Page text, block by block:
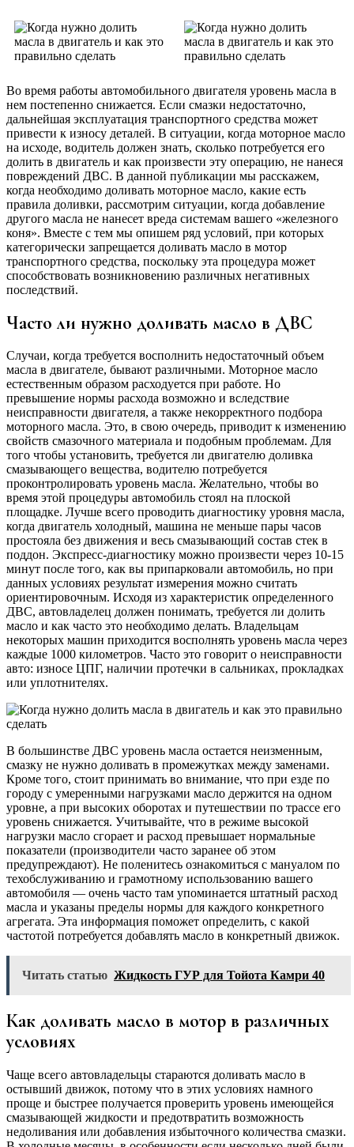
Во время работы автомобильного двигателя уровень масла в
нем постепенно снижается. Если смазки недостаточно,
дальнейшая эксплуатация транспортного средства может
привести к износу деталей. В ситуации, когда моторное масло
на исходе, водитель должен знать, сколько потребуется его
долить в двигатель и как произвести эту операцию, не нанеся
повреждений ДВС. В данной публикации мы расскажем,
когда необходимо доливать моторное масло, какие есть
правила доливки, рассмотрим ситуации, когда добавление
другого масла не нанесет вреда системам вашего «железного
коня». Вместе с тем мы опишем ряд условий, при которых
категорически запрещается доливать масло в мотор
транспортного средства, поскольку эта процедура может
способствовать возникновению различных негативных
последствий.
Часто ли нужно доливать масло в ДВС
Случаи, когда требуется восполнить недостаточный объем
масла в двигателе, бывают различными. Моторное масло
естественным образом расходуется при работе. Но
превышение нормы расхода возможно и вследствие
неисправности двигателя, а также некорректного подбора
моторного масла. Это, в свою очередь, приводит к изменению
свойств смазочного материала и подобным проблемам. Для
того чтобы установить, требуется ли двигателю доливка
смазывающего вещества, водителю потребуется
проконтролировать уровень масла. Желательно, чтобы во
время этой процедуры автомобиль стоял на плоской
площадке. Лучше всего проводить диагностику уровня масла,
когда двигатель холодный, машина не меньше пары часов
простояла без движения и весь смазывающий состав стек в
поддон. Экспресс-диагностику можно произвести через 10-15
минут после того, как вы припарковали автомобиль, но при
данных условиях результат измерения можно считать
ориентировочным. Исходя из характеристик определенного
ДВС, автовладелец должен понимать, требуется ли долить
масло и как часто это необходимо делать. Владельцам
некоторых машин приходится восполнять уровень масла через
каждые 1000 километров. Часто это говорит о неисправности
авто: износе ЦПГ, наличии протечки в сальниках, прокладках
или уплотнителях.
В большинстве ДВС уровень масла остается неизменным,
смазку не нужно доливать в промежутках между заменами.
Кроме того, стоит принимать во внимание, что при езде по
городу с умеренными нагрузками масло держится на одном
уровне, а при высоких оборотах и путешествии по трассе его
уровень снижается. Учитывайте, что в режиме высокой
нагрузки масло сгорает и расход превышает нормальные
показатели (производители часто заранее об этом
предупреждают). Не поленитесь ознакомиться с мануалом по
техобслуживанию и грамотному использованию вашего
автомобиля — очень часто там упоминается штатный расход
масла и указаны пределы нормы для каждого конкретного
агрегата. Эта информация поможет определить, с какой
частотой потребуется добавлять масло в конкретный движок.
Читать статью Жидкость ГУР для Тойота Камри 40
Как доливать масло в мотор в различных
условиях
Чаще всего автовладельцы стараются доливать масло в
остывший движок, потому что в этих условиях намного
проще и быстрее получается проверить уровень имеющейся
смазывающей жидкости и предотвратить возможность
недоливания или добавления избыточного количества смазки.